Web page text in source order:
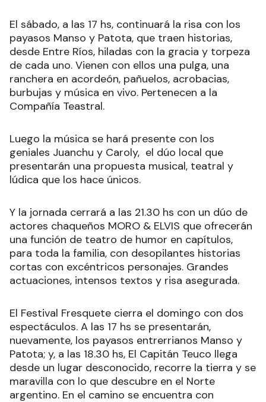
El sábado, a las 17 hs, continuará la risa con los
payasos Manso y Patota, que traen historias,
desde Entre Ríos, hiladas con la gracia y torpeza
de cada uno. Vienen con ellos una pulga, una
ranchera en acordeón, pañuelos, acrobacias,
burbujas y música en vivo. Pertenecen a la
Compañía Teastral.
Luego la música se hará presente con los
geniales Juanchu y Caroly, el dúo local que
presentarán una propuesta musical, teatral y
lúdica que los hace únicos.
Y la jornada cerrará a las 21.30 hs con un dúo de
actores chaqueños MORO & ELVIS que ofrecerán
una función de teatro de humor en capítulos,
para toda la familia, con desopilantes historias
cortas con excéntricos personajes. Grandes
actuaciones, intensos textos y risa asegurada.
El Festival Fresquete cierra el domingo con dos
espectáculos. A las 17 hs se presentarán,
nuevamente, los payasos entrerrianos Manso y
Patota; y, a las 18.30 hs, El Capitán Teuco llega
desde un lugar desconocido, recorre la tierra y se
maravilla con lo que descubre en el Norte
argentino. En el camino se encuentra con